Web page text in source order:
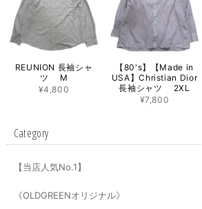
REUNION 長袖シャ
ツ M
¥4,800
【80's】【Made in
USA】Christian Dior
長袖シャツ 2XL
¥7,800
Category
【当店人気No.1】
《OLDGREENオリジナル》